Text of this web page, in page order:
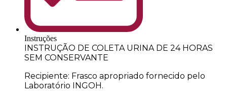
Instruções
INSTRUÇÃO DE COLETA URINA DE 24 HORAS
SEM CONSERVANTE
Recipiente: Frasco apropriado fornecido pelo
Laboratório INGOH.